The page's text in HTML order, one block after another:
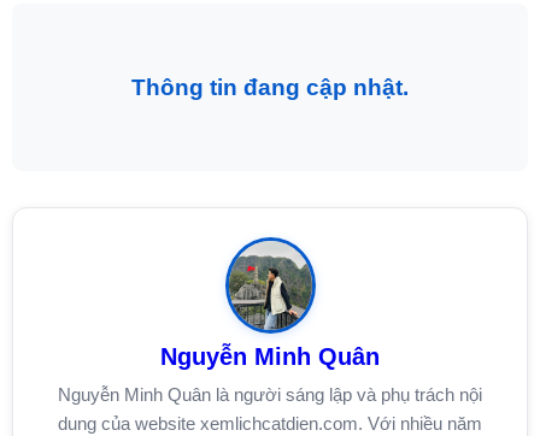
Thông tin đang cập nhật.
Nguyễn Minh Quân
Nguyễn Minh Quân là người sáng lập và phụ trách nội
dung của website xemlichcatdien.com. Với nhiều năm